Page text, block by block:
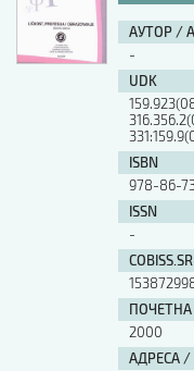
АУТОР /
-
UDK
ISBN
978-86-
ISSN
-
ПОЧЕТНА
2000
АДРЕСА /